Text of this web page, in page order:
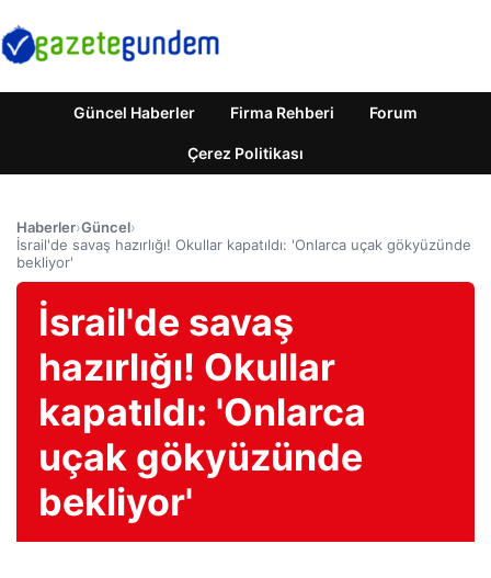
Güncel Haberler Firma Rehberi Forum
Çerez Politikası
Haberler›Güncel›
İsrail'de savaş hazırlığı! Okullar kapatıldı: 'Onlarca uçak gökyüzünde
bekliyor'
İsrail'de savaş
hazırlığı! Okullar
kapatıldı: 'Onlarca
uçak gökyüzünde
bekliyor'